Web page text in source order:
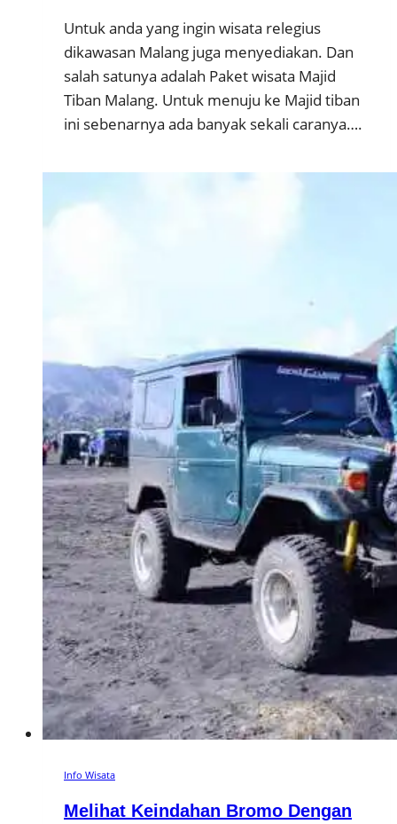
Untuk anda yang ingin wisata relegius
dikawasan Malang juga menyediakan. Dan
salah satunya adalah Paket wisata Majid
Tiban Malang. Untuk menuju ke Majid tiban
ini sebenarnya ada banyak sekali caranya….
Info Wisata
Melihat Keindahan Bromo Dengan